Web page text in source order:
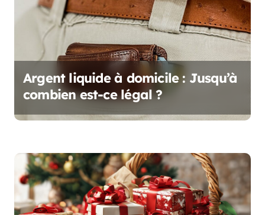
l
a
r
t
i
c
Argent liquide à domicile : Jusqu’à
combien est-ce légal ?